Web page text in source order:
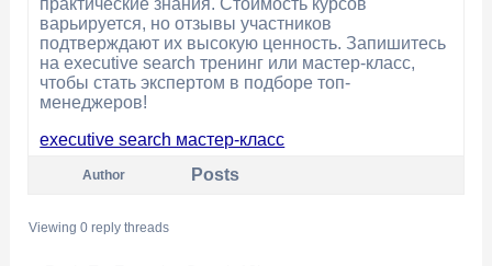
практические знания. Стоимость курсов
варьируется, но отзывы участников
подтверждают их высокую ценность. Запишитесь
на executive search тренинг или мастер-класс,
чтобы стать экспертом в подборе топ-
менеджеров!
executive search мастер-класс
Author Posts
Viewing 0 reply threads